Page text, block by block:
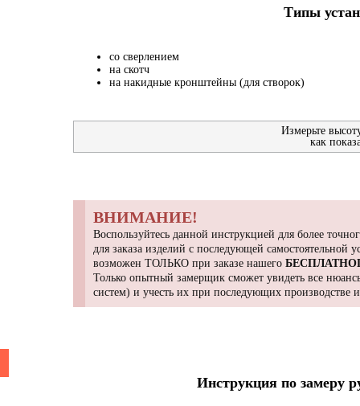
Типы
со сверлением
на скотч
на накидные кронштейны (для створок)
Измерьте
как
ВНИМАНИЕ!
Воспользуйтесь данной инструкцией для более
для заказа изделий с последующей
возможен ТОЛЬКО при заказе нашего
Только опытный замерщик сможет увидеть все
систем) и учесть их при последующих производстве
Инструкция по